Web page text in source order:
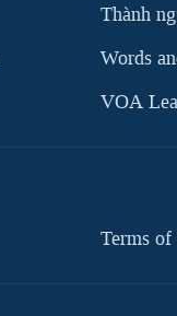
Thành
Words
VOA
Terms